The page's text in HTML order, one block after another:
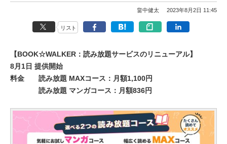
畠中健太 2023年8月2日 11:45
リスト
【BOOK☆WALKER：読み放題サービスのリニューアル】
8月1日 提供開始
料金 読み放題 MAXコース：月額1,100円
読み放題 マンガコース：月額836円